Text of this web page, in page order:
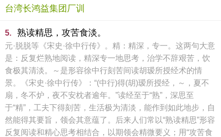
台湾长鸿益集团厂训
5. 熟读精思，攻苦食淡。
元·脱脱等《宋史·徐中行传》。精：精深，专一。这两句大意
是：反复烂熟地阅读，精深专一地思考，治学不辞艰苦，饮
食极其清淡。～是形容徐中行刻苦间读胡瑷所授经术的情
景。《宋史·徐中行传》：“(中行)得(胡)瑷所授经，～，夏不
扇，冬不炉，夜不安枕者逾年。”读经至于“熟”，深思至
于“精”，工夫下得刻苦，生活极为清淡，能作到如此地步，自
然能得其要旨，领会其意蕴了。后来人们常以“熟读精思”形容
反复阅读和精心思考相结合，以期领会精微要义；用“攻苦食